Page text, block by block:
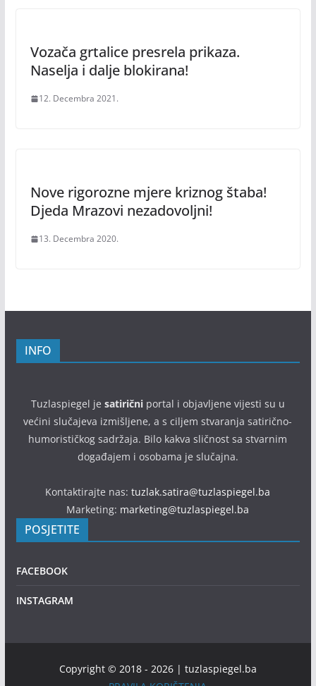
Vozača grtalice presrela prikaza.
Naselja i dalje blokirana!
12. Decembra 2021.
Nove rigorozne mjere kriznog štaba!
Djeda Mrazovi nezadovoljni!
13. Decembra 2020.
INFO
Tuzlaspiegel je satiričniportal i objavljene vijesti su u
većini slučajeva izmišljene, a s ciljem stvaranja satirično-
humorističkog sadržaja. Bilo kakva sličnost sa stvarnim
događajem i osobama je slučajna.
Kontaktirajte nas:tuzlak.satira@tuzlaspiegel.ba
Marketing: marketing@tuzlaspiegel.ba
POSJETITE
FACEBOOK
INSTAGRAM
Copyright © 2018 - 2026 | tuzlaspiegel.ba